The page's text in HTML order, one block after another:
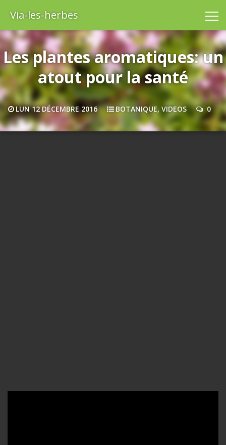
Via-les-herbes
Les plantes aromatiques: un
atout pour la santé
LUN 12 DÉCEMBRE 2016 BOTANIQUE, VIDEOS 0